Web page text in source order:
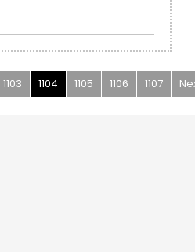
1103 1104 1105 1106 1107